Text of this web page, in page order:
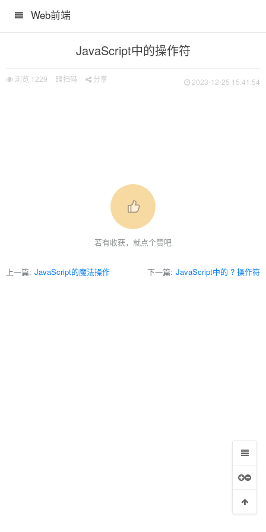
Web前端
JavaScript中的操作符
浏览 1229 扫码 分享 2023-12-25 15:41:54
若有收获，就点个赞吧
上一篇: JavaScript的魔法操作 下一篇: JavaScript中的 ? 操作符